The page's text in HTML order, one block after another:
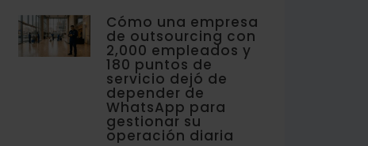
Cómo una empresa
de outsourcing con
2,000 empleados y
180 puntos de
servicio dejó de
depender de
WhatsApp para
gestionar su
operación diaria